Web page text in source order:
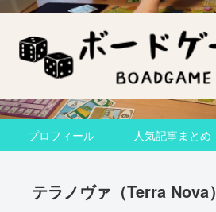
プロフィール 人気記事まとめ
テラノヴァ（Terra Nova）